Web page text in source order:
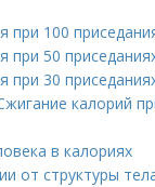
при 100
при 50
при 30
калорий
в калориях
от структуры